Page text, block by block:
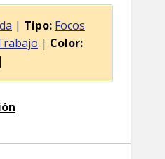
| Tipo: Focos
| Color:
|